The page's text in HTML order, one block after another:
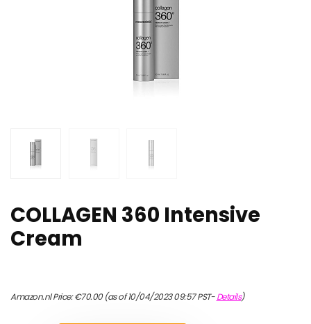
COLLAGEN 360 Intensive
Cream
Amazon.nl Price:€70.00(as of 10/04/2023 09:57 PST-Details)